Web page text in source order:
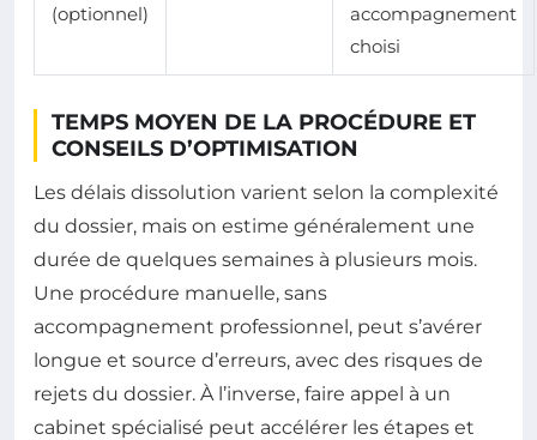
(optionnel)
accompagnement
choisi
TEMPS MOYEN DE LA PROCÉDURE ET
CONSEILS D’OPTIMISATION
Les délais dissolution varient selon la complexité
du dossier, mais on estime généralement une
durée de quelques semaines à plusieurs mois.
Une procédure manuelle, sans
accompagnement professionnel, peut s’avérer
longue et source d’erreurs, avec des risques de
rejets du dossier. À l’inverse, faire appel à un
cabinet spécialisé peut accélérer les étapes et